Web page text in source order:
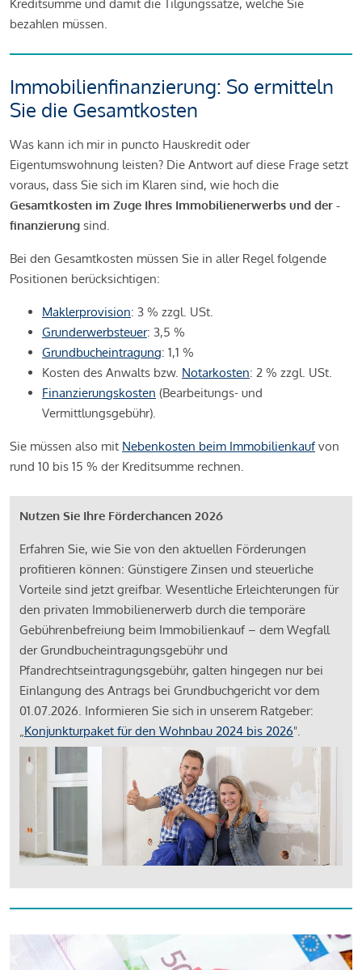
Kreditsumme und damit die Tilgungssätze, welche Sie
bezahlen müssen.
Immobilienfinanzierung: So ermitteln
Sie die Gesamtkosten
Was kann ich mir in puncto Hauskredit oder
Eigentumswohnung leisten? Die Antwort auf diese Frage setzt
voraus, dass Sie sich im Klaren sind, wie hoch die
Gesamtkosten im Zuge Ihres Immobilienerwerbs und der -
finanzierung sind.
Bei den Gesamtkosten müssen Sie in aller Regel folgende
Positionen berücksichtigen:
Maklerprovision: 3 % zzgl. USt.
Grunderwerbsteuer: 3,5 %
Grundbucheintragung: 1,1 %
Kosten des Anwalts bzw. Notarkosten: 2 % zzgl. USt.
Finanzierungskosten (Bearbeitungs- und
Vermittlungsgebühr).
Sie müssen also mit Nebenkosten beim Immobilienkaufvon
rund 10 bis 15 % der Kreditsumme rechnen.
Nutzen Sie Ihre Förderchancen 2026
Erfahren Sie, wie Sie von den aktuellen Förderungen
profitieren können: Günstigere Zinsen und steuerliche
Vorteile sind jetzt greifbar. Wesentliche Erleichterungen für
den privaten Immobilienerwerb durch die temporäre
Gebührenbefreiung beim Immobilienkauf – dem Wegfall
der Grundbucheintragungsgebühr und
Pfandrechtseintragungsgebühr, galten hingegen nur bei
Einlangung des Antrags bei Grundbuchgericht vor dem
01.07.2026. Informieren Sie sich in unserem Ratgeber:
„Konjunkturpaket für den Wohnbau 2024 bis 2026".